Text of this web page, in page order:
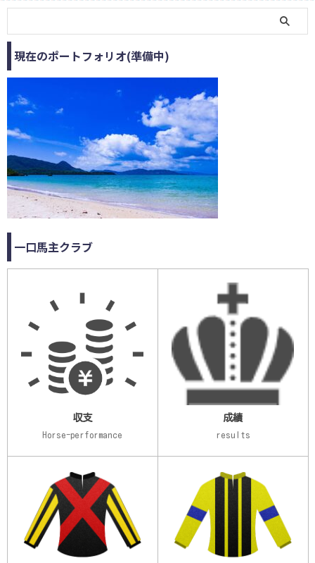
現在のポートフォリオ(準備中)
一口馬主クラブ
収支
Horse-performance
成績
results